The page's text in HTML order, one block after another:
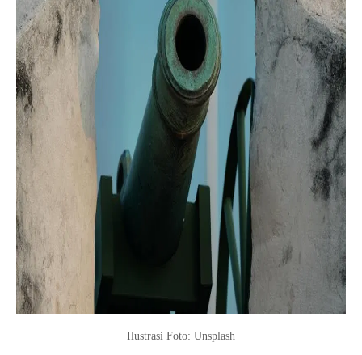
Ilustrasi Foto: Unsplash